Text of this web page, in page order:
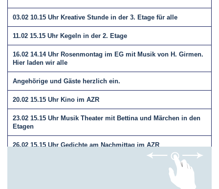
03.02 10.15 Uhr Kreative Stunde in der 3. Etage für alle
11.02 15.15 Uhr Kegeln in der 2. Etage
16.02 14.14 Uhr Rosenmontag im EG mit Musik von H. Girmen.
Hier laden wir alle
Angehörige und Gäste herzlich ein.
20.02 15.15 Uhr Kino im AZR
23.02 15.15 Uhr Musik Theater mit Bettina und Märchen in den
Etagen
26.02 15.15 Uhr Gedichte am Nachmittag im AZR